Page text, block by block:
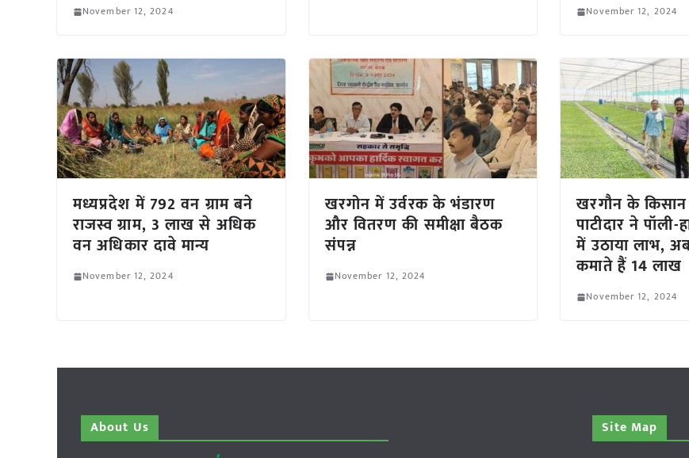
November 12, 2024 November 12, 2024
मध्यप्रदेश में 792 वन ग्राम बने
राजस्व ग्राम, 3 लाख से अधिक
वन अधिकार दावे मान्य
November 12, 2024
खरगोन में उर्वरक के भंडारण
और वितरण की समीक्षा बैठक
संपन्न
November 12, 2024
खरगौन के
पाटीदार ने
में उठाया लाभ,
कमाते हैं 14 लाख
November 12, 2024
About Us Site Map